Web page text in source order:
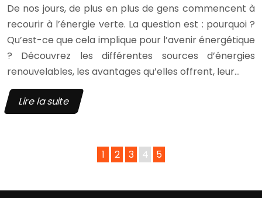
De nos jours, de plus en plus de gens commencent à
recourir à l’énergie verte. La question est : pourquoi ?
Qu’est-ce que cela implique pour l’avenir énergétique
? Découvrez les différentes sources d’énergies
renouvelables, les avantages qu’elles offrent, leur…
Lire la suite
1 2 3 4 5